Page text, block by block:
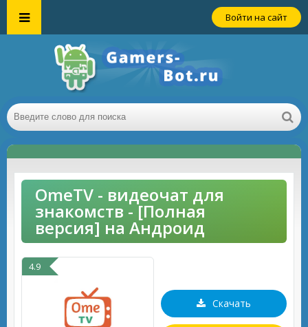
Войти на сайт
OmeTV - видеочат для
знакомств - [Полная
версия] на Андроид
4.9
Скачать